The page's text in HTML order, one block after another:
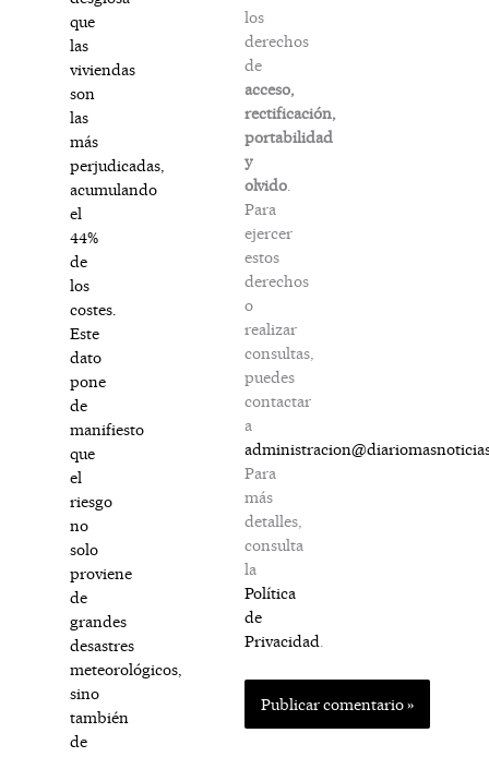
que
las
viviendas
son
las
más
perjudicadas,
acumulando
el
44%
de
los
costes.
Este
dato
pone
de
manifiesto
que
el
riesgo
no
solo
proviene
de
grandes
desastres
meteorológicos,
sino
también
de
los
derechos
de
acceso,
rectificación,
portabilidad
y
olvido.
Para
ejercer
estos
derechos
o
realizar
consultas,
puedes
contactar
a
Para
más
detalles,
consulta
la
Política
de
Privacidad